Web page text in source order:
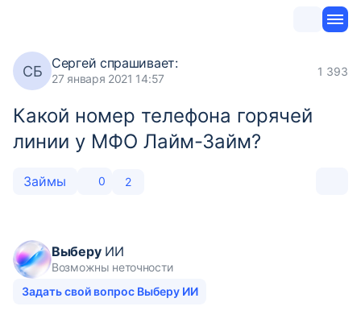
СБ Сергей спрашивает:
27 января 2021 14:57
1 393
Какой номер телефона горячей
линии у МФО Лайм-Займ?
Займы 0 2
ВыберуИИ
Возможны неточности
Задать свой вопрос Выберу ИИ